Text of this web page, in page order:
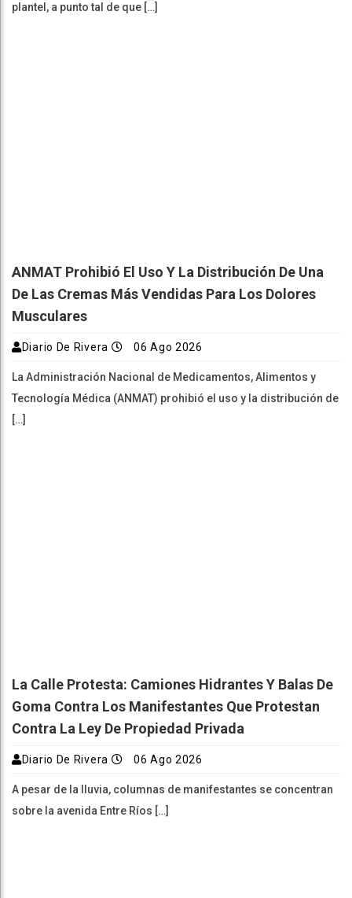
plantel, a punto tal de que […]
ANMAT Prohibió El Uso Y La Distribución De Una
De Las Cremas Más Vendidas Para Los Dolores
Musculares
Diario De Rivera 06 Ago 2026
La Administración Nacional de Medicamentos, Alimentos y
Tecnología Médica (ANMAT) prohibió el uso y la distribución de
[…]
La Calle Protesta: Camiones Hidrantes Y Balas De
Goma Contra Los Manifestantes Que Protestan
Contra La Ley De Propiedad Privada
Diario De Rivera 06 Ago 2026
A pesar de la lluvia, columnas de manifestantes se concentran
sobre la avenida Entre Ríos […]